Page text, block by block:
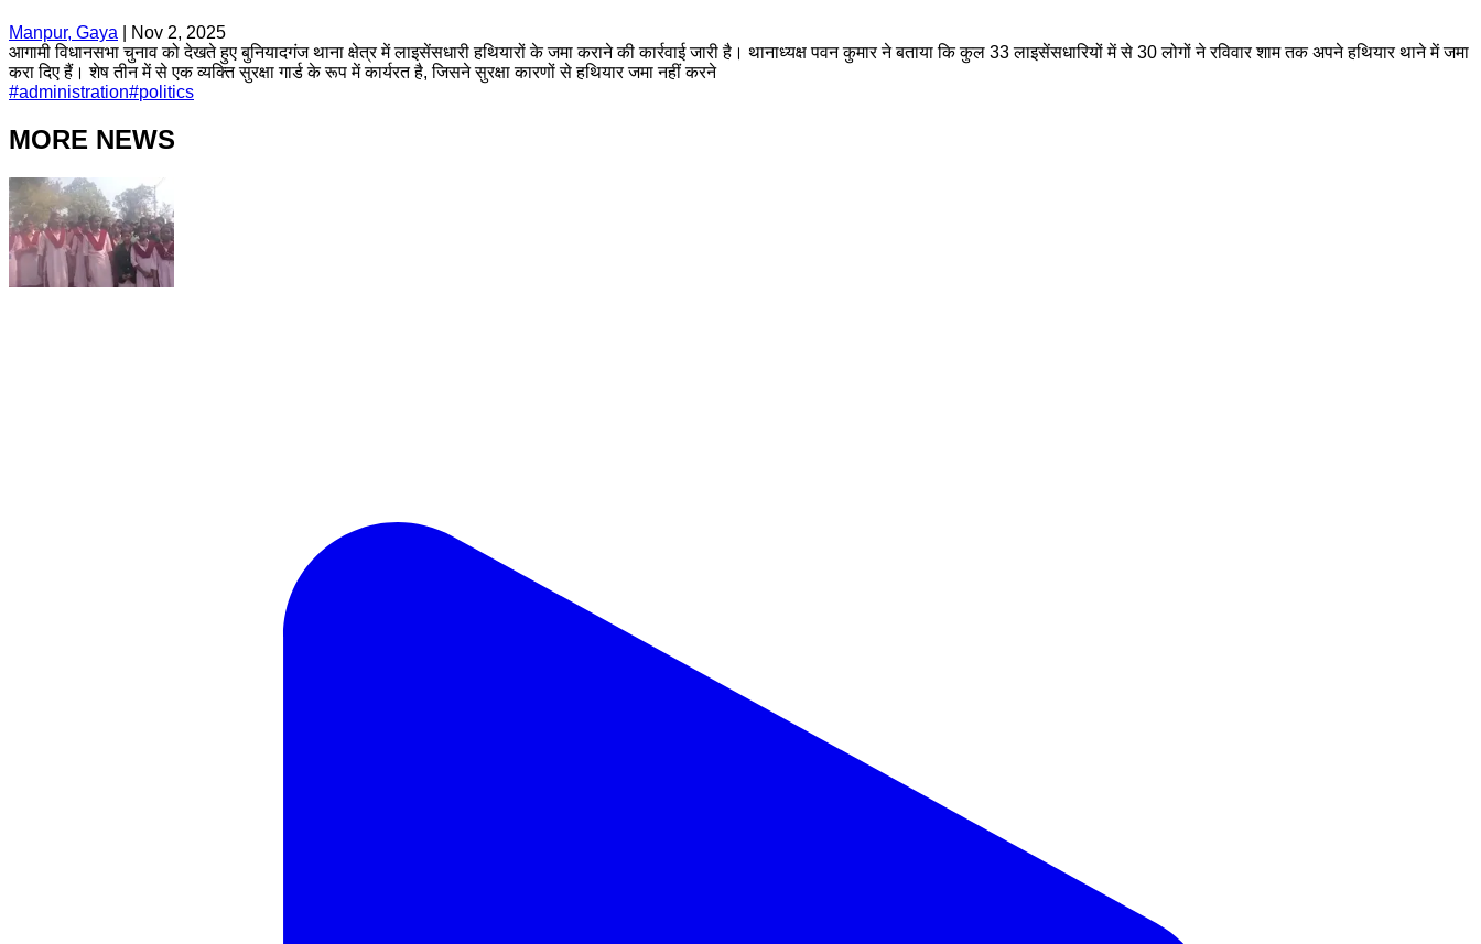
Manpur, Gaya
Nov 2, 2025
आगामी विधानसभा चुनाव को देखते हुए बुनियादगंज थाना क्षेत्र में लाइसेंसधारी हथियारों के जमा कराने की कार्रवाई जारी है। थानाध्यक्ष पवन कुमार ने बताया कि कुल 33 लाइसेंसधारियों में से 30 लोगों ने रविवार शाम तक अपने हथियार थाने में जमा
करा दिए हैं। शेष तीन में से एक व्यक्ति सुरक्षा गार्ड के रूप में कार्यरत है, जिसने सुरक्षा कारणों से हथियार जमा नहीं करने
#administration#politics
MORE NEWS